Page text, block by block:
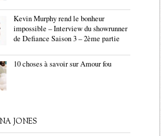
Kevin Murphy rend le bonheur
impossible – Interview du showrunner
de Defiance Saison 3 – 2ème partie
10 choses à savoir sur Amour fou
JONES